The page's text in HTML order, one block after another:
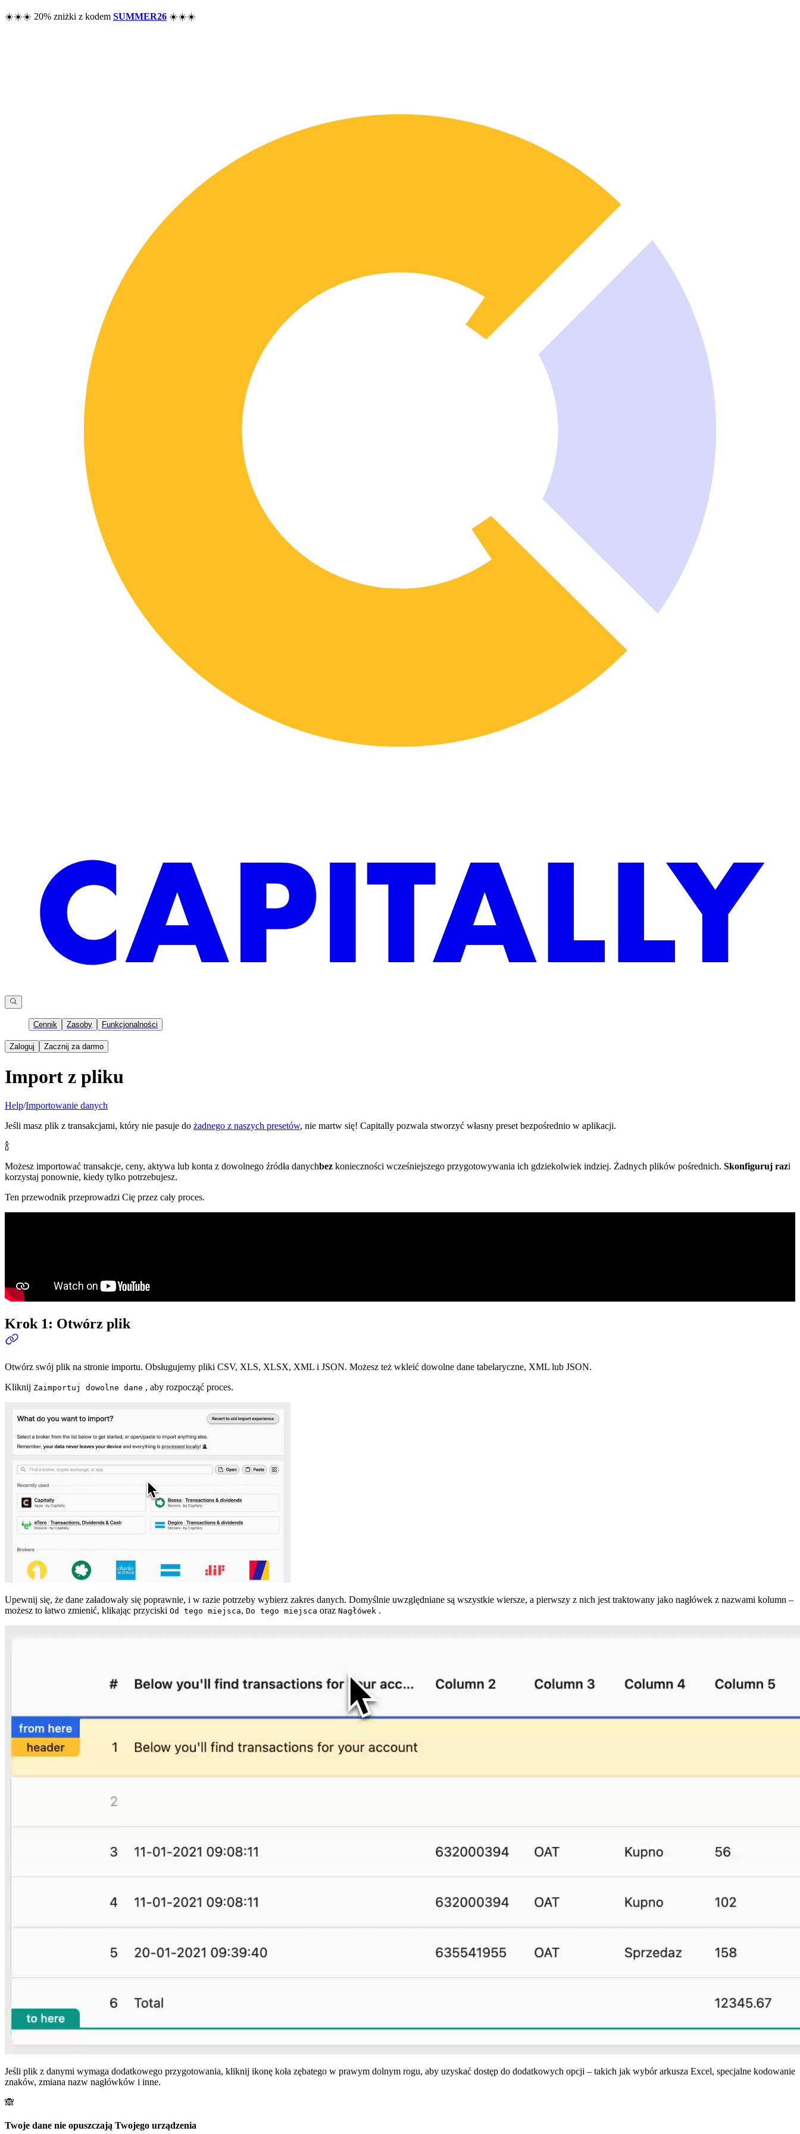
☀️☀️☀️ 20% zniżki z kodem SUMMER26 ☀️☀️☀️
Cennik Zasoby Funkcjonalności
Zaloguj Zacznij za darmo
Import z pliku
Help/Importowanie danych
Jeśli masz plik z transakcjami, który nie pasuje do żadnego z naszych presetów, nie martw się! Capitally pozwala stworzyć własny preset bezpośrednio w aplikacji.
🍾
Możesz importować transakcje, ceny, aktywa lub konta z dowolnego źródła danychbez konieczności wcześniejszego przygotowywania ich gdziekolwiek indziej. Żadnych plików pośrednich. Skonfiguruj razi
korzystaj ponownie, kiedy tylko potrzebujesz.
Ten przewodnik przeprowadzi Cię przez cały proces.
Krok 1: Otwórz plik
Otwórz swój plik na stronie importu. Obsługujemy pliki CSV, XLS, XLSX, XML i JSON. Możesz też wkleić dowolne dane tabelaryczne, XML lub JSON.
Kliknij Zaimportuj dowolne dane , aby rozpocząć proces.
Upewnij się, że dane załadowały się poprawnie, i w razie potrzeby wybierz zakres danych. Domyślnie uwzględniane są wszystkie wiersze, a pierwszy z nich jest traktowany jako nagłówek z nazwami kolumn –
możesz to łatwo zmienić, klikając przyciski Od tego miejsca, Do tego miejsca oraz Nagłówek .
Jeśli plik z danymi wymaga dodatkowego przygotowania, kliknij ikonę koła zębatego w prawym dolnym rogu, aby uzyskać dostęp do dodatkowych opcji – takich jak wybór arkusza Excel, specjalne kodowanie
znaków, zmiana nazw nagłówków i inne.
🙈
Twoje dane nie opuszczają Twojego urządzenia